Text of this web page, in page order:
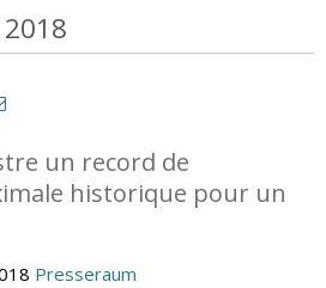
un record de
historique pour un
Presseraum